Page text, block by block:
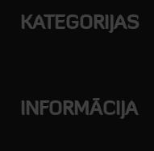
KATEGORIJAS
INFORMĀCIJA